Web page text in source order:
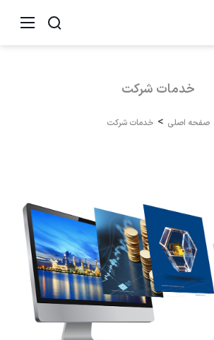
خدمات شرکت
صفحه اصلی خدمات شرکت